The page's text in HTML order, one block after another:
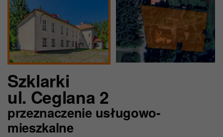
Szklarki
ul. Ceglana 2
przeznaczenie usługowo-
mieszkalne